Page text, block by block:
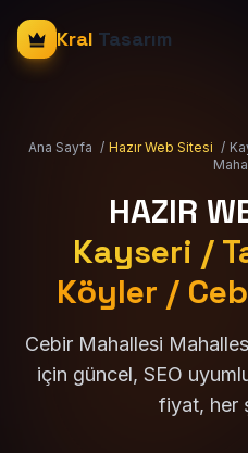
Kral Tasarım
Ana Sayfa / Hazır Web Sitesi /
HAZIR
Kayseri /
Köyler /
Cebir Mahallesi
için güncel, SEO
fiyat, her